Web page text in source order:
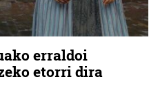
erraldoi
etorri dira